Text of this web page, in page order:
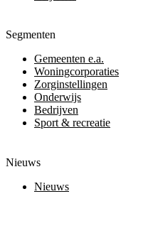
Segmenten
Gemeenten e.a.
Woningcorporaties
Zorginstellingen
Onderwijs
Bedrijven
Sport & recreatie
Nieuws
Nieuws